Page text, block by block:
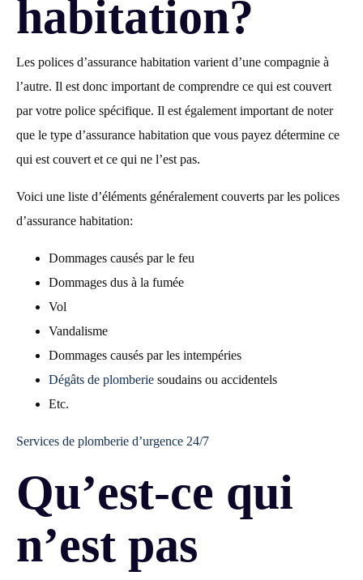
habitation?
Les polices d’assurance habitation varient d’une compagnie à
l’autre. Il est donc important de comprendre ce qui est couvert
par votre police spécifique. Il est également important de noter
que le type d’assurance habitation que vous payez détermine ce
qui est couvert et ce qui ne l’est pas.
Voici une liste d’éléments généralement couverts par les polices
d’assurance habitation:
Dommages causés par le feu
Dommages dus à la fumée
Vol
Vandalisme
Dommages causés par les intempéries
Dégâts de plomberie soudains ou accidentels
Etc.
Services de plomberie d’urgence 24/7
Qu’est-ce qui
n’est pas